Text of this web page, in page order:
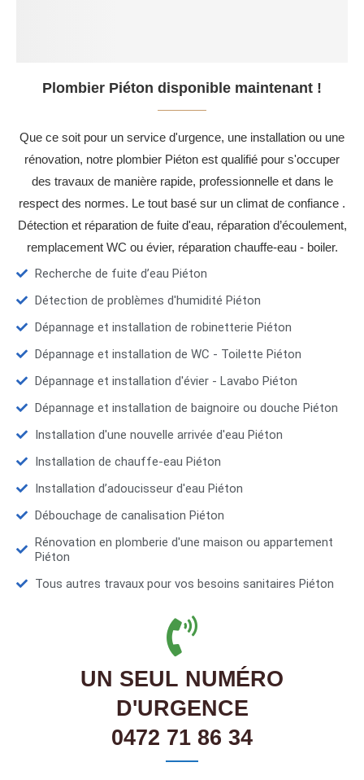
Plombier Piéton disponible maintenant !
Que ce soit pour un service d'urgence, une installation ou une
rénovation, notre plombier Piéton est qualifié pour s'occuper
des travaux de manière rapide, professionnelle et dans le
respect des normes. Le tout basé sur un climat de confiance .
Détection et réparation de fuite d'eau, réparation d’écoulement,
remplacement WC ou évier, réparation chauffe-eau - boiler.
Recherche de fuite d’eau Piéton
Détection de problèmes d'humidité Piéton
Dépannage et installation de robinetterie Piéton
Dépannage et installation de WC - Toilette Piéton
Dépannage et installation d'évier - Lavabo Piéton
Dépannage et installation de baignoire ou douche Piéton
Installation d'une nouvelle arrivée d'eau Piéton
Installation de chauffe-eau Piéton
Installation d’adoucisseur d'eau Piéton
Débouchage de canalisation Piéton
Rénovation en plomberie d'une maison ou appartement
Piéton
Tous autres travaux pour vos besoins sanitaires Piéton
UN SEUL NUMÉRO
D'URGENCE
0472 71 86 34